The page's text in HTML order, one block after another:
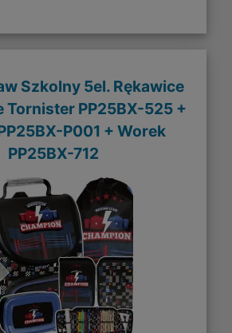
Szkolny 5el. Rękawice
Tornister PP25BX-525 +
P001 + Worek
PP25BX-712